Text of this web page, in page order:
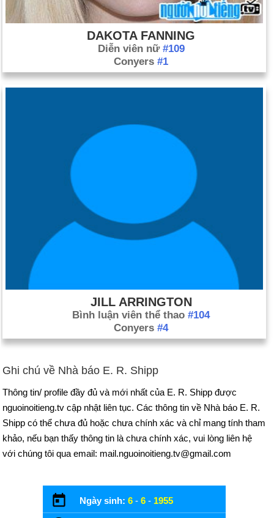
DAKOTA FANNING
Diễn viên nữ #109
Conyers #1
JILL ARRINGTON
Bình luận viên thể thao #104
Conyers #4
Ghi chú về Nhà báo E. R. Shipp
Thông tin/ profile đầy đủ và mới nhất của E. R. Shipp được
nguoinoitieng.tv cập nhật liên tục. Các thông tin về Nhà báo E. R.
Shipp có thể chưa đủ hoặc chưa chính xác và chỉ mang tính tham
khảo, nếu bạn thấy thông tin là chưa chính xác, vui lòng liên hệ
với chúng tôi qua email: mail.nguoinoitieng.tv@gmail.com
Ngày sinh: 6 - 6 - 1955